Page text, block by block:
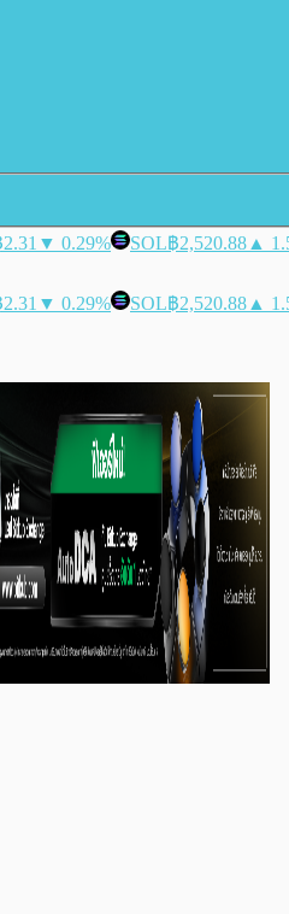
▼ 0.29% SOL฿2,520.88 ▲
▼ 0.29% SOL฿2,520.88 ▲